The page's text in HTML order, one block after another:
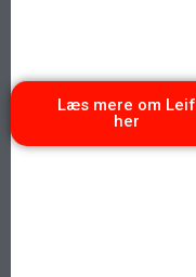
Læs mere om Leif
her